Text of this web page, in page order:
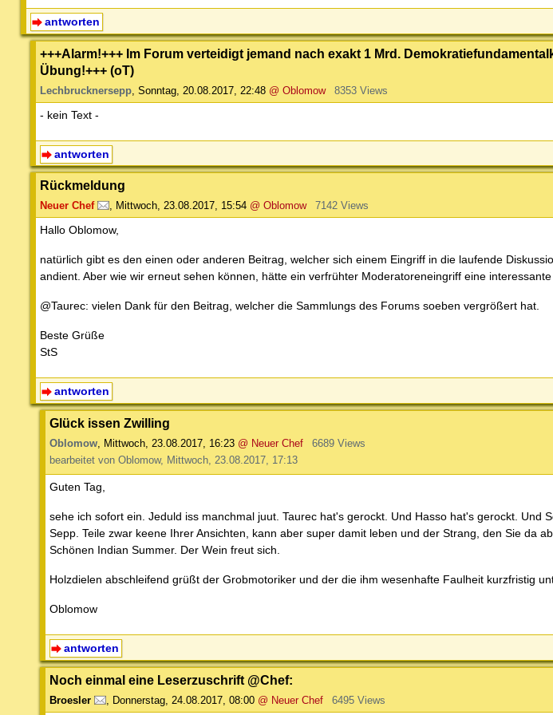
antworten
+++Alarm!+++ Im Forum verteidigt jemand nach exakt 1 Mrd.
Übung!+++ (oT)
Lechbrucknersepp Sonntag, 20.08.2017, 22:48 @ Oblomow 8353 Views
- kein Text -
antworten
Rückmeldung
Neuer Chef , Mittwoch, 23.08.2017, 15:54 @ Oblomow 7142 Views
Hallo Oblomow,
natürlich gibt es den einen oder anderen Beitrag, welcher sich einem Eingriff in die laufende
andient. Aber wie wir erneut sehen können, hätte ein verfrühter Moderatoreneingriff eine
@Taurec: vielen Dank für den Beitrag, welcher die Sammlungs des Forums soeben vergrößert hat.
Beste Grüße
StS
antworten
Glück issen Zwilling
Oblomow, Mittwoch, 23.08.2017, 16:23 @ Neuer Chef
6689 Views
bearbeitet von Oblomow, Mittwoch, 23.08.2017, 17:13
Guten Tag,
sehe ich sofort ein. Jeduld iss manchmal juut. Taurec hat's gerockt. Und Hasso hat's gerockt. Und
Sepp. Teile zwar keene Ihrer Ansichten, kann aber super damit leben und der Strang, den Sie da
Schönen Indian Summer. Der Wein freut sich.
Holzdielen abschleifend grüßt der Grobmotoriker und der die ihm wesenhafte Faulheit kurzfristig
Oblomow
antworten
Noch einmal eine Leserzuschrift @Chef:
Broesler , Donnerstag, 24.08.2017, 08:00 @ Neuer Chef 6495 Views